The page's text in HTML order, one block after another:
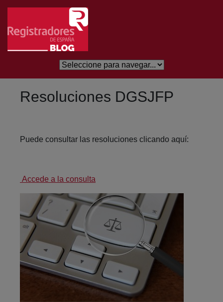
Eduki nagusira joan
Resoluciones DGSJFP
Puede consultar las resoluciones clicando aquí:
Accede a la consulta